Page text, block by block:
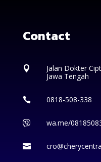
Contact

Jalan Dokter
Jawa Tengah
 0818-508-338
 wa.me/
